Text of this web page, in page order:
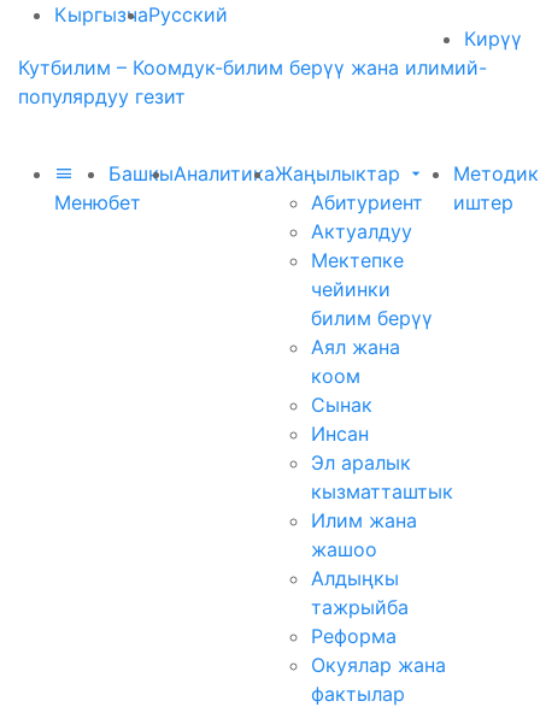
КыргызчаРусский
Кирүү
Кутбилим – Коомдук-билим берүү жана илимий-
популярдуу гезит
Меню
Башкы
бет
АналитикаЖаңылыктар
Абитуриент
Актуалдуу
Мектепке
чейинки
билим берүү
Аял жана
коом
Сынак
Инсан
Эл аралык
кызматташтык
Илим жана
жашоо
Алдыңкы
тажрыйба
Реформа
Окуялар жана
фактылар
иштер